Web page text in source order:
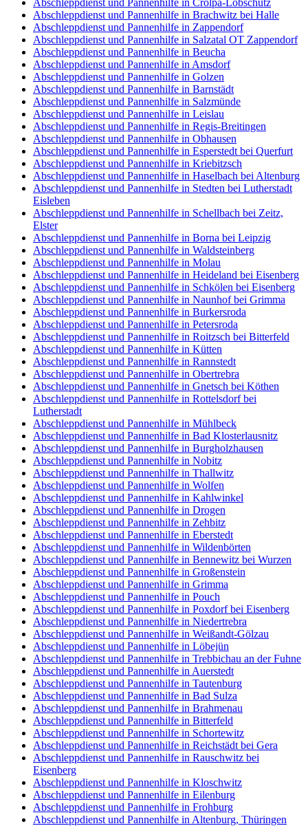
Abschleppdienst und Pannenhilfe in Brachwitz bei Halle
Abschleppdienst und Pannenhilfe in Zappendorf
Abschleppdienst und Pannenhilfe in Salzatal OT Zappendorf
Abschleppdienst und Pannenhilfe in Beucha
Abschleppdienst und Pannenhilfe in Amsdorf
Abschleppdienst und Pannenhilfe in Golzen
Abschleppdienst und Pannenhilfe in Barnstädt
Abschleppdienst und Pannenhilfe in Salzmünde
Abschleppdienst und Pannenhilfe in Leislau
Abschleppdienst und Pannenhilfe in Regis-Breitingen
Abschleppdienst und Pannenhilfe in Obhausen
Abschleppdienst und Pannenhilfe in Esperstedt bei Querfurt
Abschleppdienst und Pannenhilfe in Kriebitzsch
Abschleppdienst und Pannenhilfe in Haselbach bei Altenburg
Abschleppdienst und Pannenhilfe in Stedten bei Lutherstadt
Eisleben
Abschleppdienst und Pannenhilfe in Schellbach bei Zeitz,
Elster
Abschleppdienst und Pannenhilfe in Borna bei Leipzig
Abschleppdienst und Pannenhilfe in Waldsteinberg
Abschleppdienst und Pannenhilfe in Molau
Abschleppdienst und Pannenhilfe in Heideland bei Eisenberg
Abschleppdienst und Pannenhilfe in Schkölen bei Eisenberg
Abschleppdienst und Pannenhilfe in Naunhof bei Grimma
Abschleppdienst und Pannenhilfe in Burkersroda
Abschleppdienst und Pannenhilfe in Petersroda
Abschleppdienst und Pannenhilfe in Roitzsch bei Bitterfeld
Abschleppdienst und Pannenhilfe in Kütten
Abschleppdienst und Pannenhilfe in Rannstedt
Abschleppdienst und Pannenhilfe in Obertrebra
Abschleppdienst und Pannenhilfe in Gnetsch bei Köthen
Abschleppdienst und Pannenhilfe in Rottelsdorf bei
Lutherstadt
Abschleppdienst und Pannenhilfe in Mühlbeck
Abschleppdienst und Pannenhilfe in Bad Klosterlausnitz
Abschleppdienst und Pannenhilfe in Burgholzhausen
Abschleppdienst und Pannenhilfe in Nobitz
Abschleppdienst und Pannenhilfe in Thallwitz
Abschleppdienst und Pannenhilfe in Wolfen
Abschleppdienst und Pannenhilfe in Kahlwinkel
Abschleppdienst und Pannenhilfe in Drogen
Abschleppdienst und Pannenhilfe in Zehbitz
Abschleppdienst und Pannenhilfe in Eberstedt
Abschleppdienst und Pannenhilfe in Wildenbörten
Abschleppdienst und Pannenhilfe in Bennewitz bei Wurzen
Abschleppdienst und Pannenhilfe in Großenstein
Abschleppdienst und Pannenhilfe in Grimma
Abschleppdienst und Pannenhilfe in Pouch
Abschleppdienst und Pannenhilfe in Poxdorf bei Eisenberg
Abschleppdienst und Pannenhilfe in Niedertrebra
Abschleppdienst und Pannenhilfe in Weißandt-Gölzau
Abschleppdienst und Pannenhilfe in Löbejün
Abschleppdienst und Pannenhilfe in Trebbichau an der Fuhne
Abschleppdienst und Pannenhilfe in Auerstedt
Abschleppdienst und Pannenhilfe in Tautenburg
Abschleppdienst und Pannenhilfe in Bad Sulza
Abschleppdienst und Pannenhilfe in Brahmenau
Abschleppdienst und Pannenhilfe in Bitterfeld
Abschleppdienst und Pannenhilfe in Schortewitz
Abschleppdienst und Pannenhilfe in Reichstädt bei Gera
Abschleppdienst und Pannenhilfe in Rauschwitz bei
Eisenberg
Abschleppdienst und Pannenhilfe in Kloschwitz
Abschleppdienst und Pannenhilfe in Eilenburg
Abschleppdienst und Pannenhilfe in Frohburg
Abschleppdienst und Pannenhilfe in Altenburg, Thüringen